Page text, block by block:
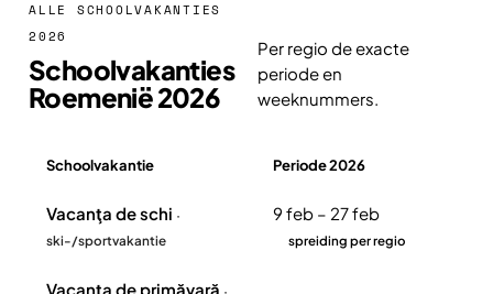
ALLE SCHOOLVAKANTIES
2026
Schoolvakanties
Roemenië 2026
Per regio de exacte
periode en
weeknummers.
Schoolvakantie Periode 2026
Vacanţa de schi ·
ski-/sportvakantie
9 feb – 27 feb
spreiding per regio
Vacanţa de primăvară